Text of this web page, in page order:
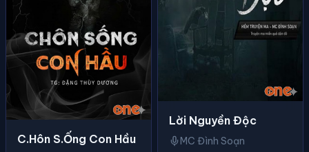
C.hôn S.ống Con Hầu
Lời Nguyền Độc
MC Đình Soạn